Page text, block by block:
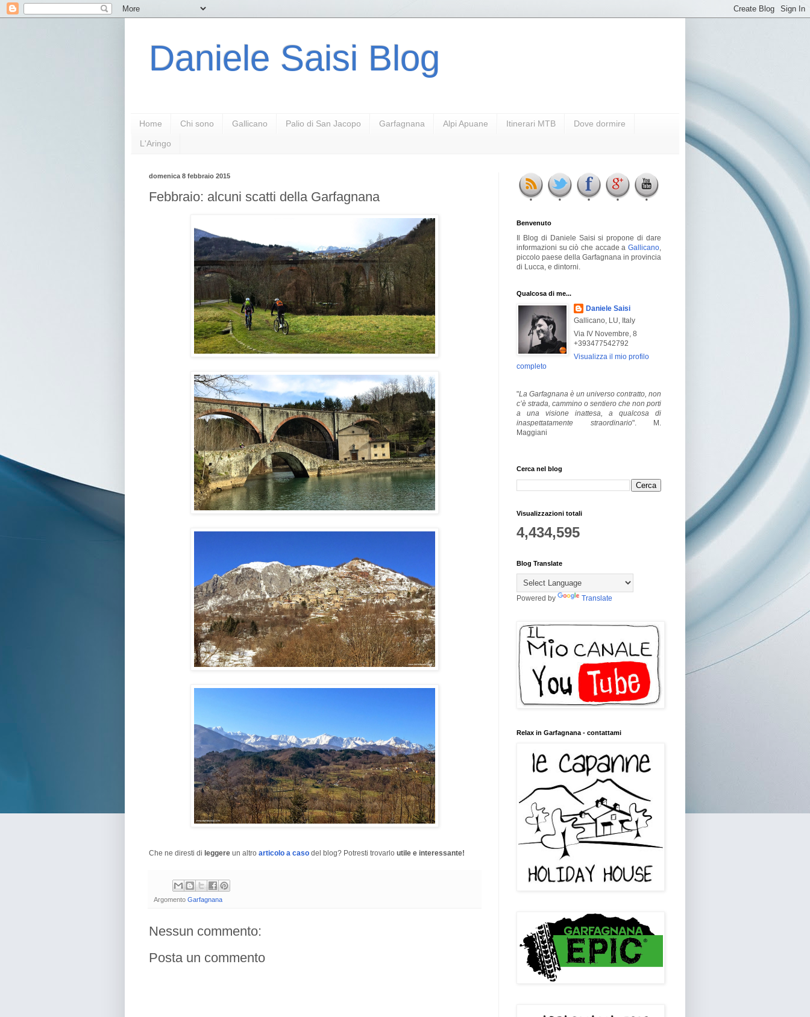
Daniele Saisi Blog
Home Chi sono Gallicano Palio di San Jacopo Garfagnana Alpi Apuane Itinerari MTB Dove dormire
L'Aringo
domenica 8 febbraio 2015
Febbraio: alcuni scatti della Garfagnana
Che ne diresti di leggere un altro articolo a caso del blog? Potresti trovarlo utile e interessante!
Argomento Garfagnana
Nessun commento:
Posta un commento
Benvenuto
Il Blog di Daniele Saisi si propone di dare
informazioni su ciò che accade a Gallicano
piccolo paese della Garfagnana in provincia
di Lucca, e dintorni.
Qualcosa di me...
Daniele Saisi
Gallicano, LU, Italy
Via IV Novembre, 8
+393477542792
Visualizza il mio profilo
completo
"La Garfagnana è un universo contratto, non
c’è strada, cammino o sentiero che non porti
a una visione inattesa, a qualcosa di
inaspettatamente straordinario". M.
Maggiani
Cerca nel blog
Visualizzazioni totali
4,434,595
Blog Translate
Powered by Translate
Relax in Garfagnana - contattami